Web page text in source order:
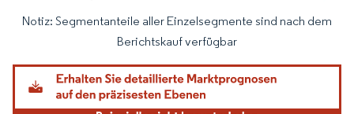
Bild © Mordor Intelligence. Wiederverwendung erfordert Namensnennung
Notiz: Segmentanteile aller Einzelsegmente sind nach dem
Berichtskauf verfügbar